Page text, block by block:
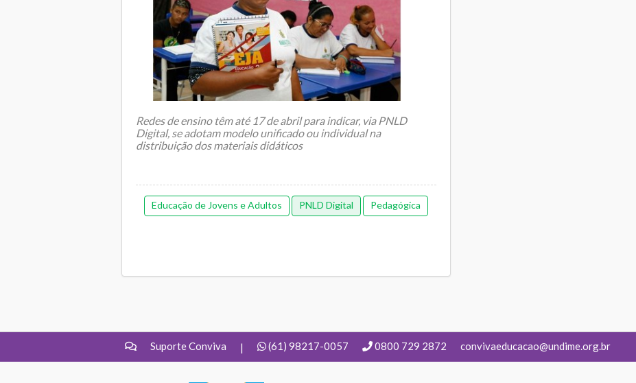
Redes de ensino têm até 17 de abril para indicar, via PNLD
Digital, se adotam modelo unificado ou individual na
distribuição dos materiais didáticos
Educação de Jovens e Adultos PNLD Digital Pedagógica
Suporte Conviva | (61) 98217-0057 0800 729 2872 convivaeducacao@undime.org.br